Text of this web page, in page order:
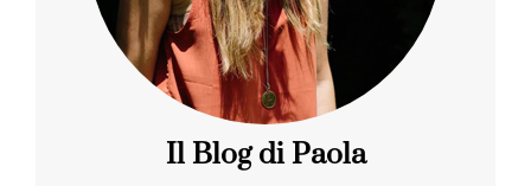
Il Blog di Paola